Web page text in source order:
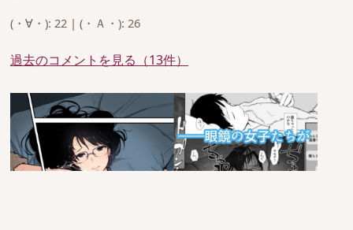
(・∀・): 22 | (・Ａ・): 26
過去のコメントを見る（13件）